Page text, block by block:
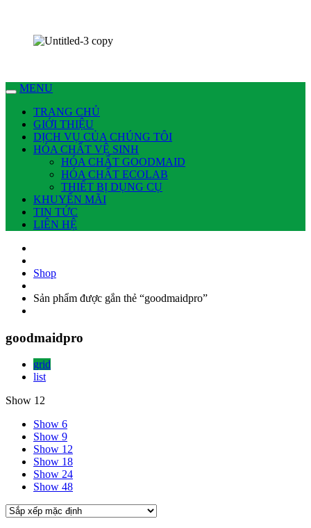
MENU
TRANG CHỦ
GIỚI THIỆU
DỊCH VỤ CỦA CHÚNG TÔI
HÓA CHẤT VỆ SINH
HÓA CHẤT GOODMAID
HÓA CHẤT ECOLAB
THIẾT BỊ DỤNG CỤ
KHUYẾN MÃI
TIN TỨC
LIÊN HỆ
Shop
Sản phẩm được gắn thẻ “goodmaidpro”
goodmaidpro
grid
list
Show 12
Show 6
Show 9
Show 12
Show 18
Show 24
Show 48